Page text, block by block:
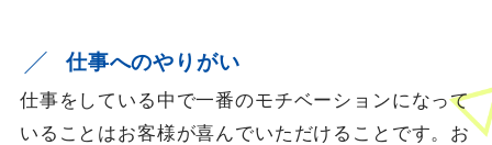
仕事へのやりがい
仕事をしている中で一番のモチベーションになって
いることはお客様が喜んでいただけることです。お